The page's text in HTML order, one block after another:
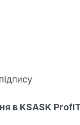
в KSASK